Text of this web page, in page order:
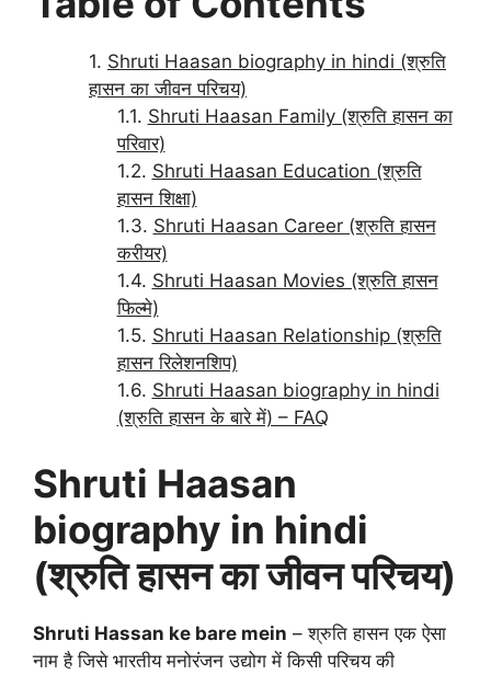
Shruti Haasan biography in hindi (श्रुति
हासन का जीवन परिचय)
Shruti Haasan Family (श्रुति हासन का
परिवार)
Shruti Haasan Education (श्रुति
हासन शिक्षा)
Shruti Haasan Career (श्रुति हासन
करीयर)
Shruti Haasan Movies (श्रुति हासन
फिल्मे)
Shruti Haasan Relationship (श्रुति
हासन रिलेशनशिप)
Shruti Haasan biography in hindi
(श्रुति हासन के बारे में) – FAQ
Shruti Haasan
biography in hindi
(श्रुति हासन का जीवन परिचय)
Shruti Hassan ke bare mein – श्रुति हासन एक ऐसा
नाम है जिसे भारतीय मनोरंजन उद्योग में किसी परिचय की